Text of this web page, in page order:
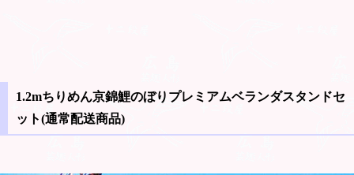
1.2mちりめん京錦鯉のぼりプレミアムベランダスタンドセ
ット(通常配送商品)